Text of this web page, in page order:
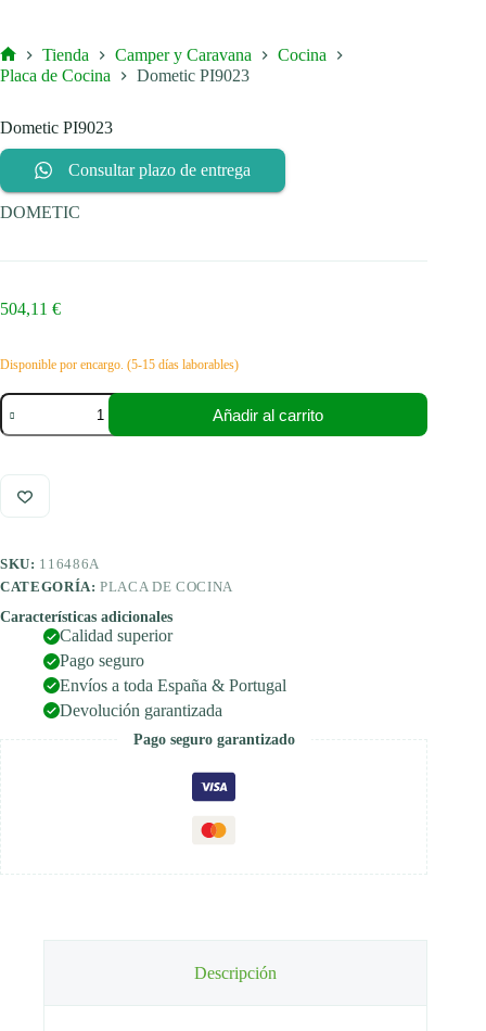
Inicio
Tienda Camper y Caravana
Cocina
Placa de Cocina
Dometic PI9023
Dometic PI9023
Consultar plazo de entrega
DOMETIC
504,11 €
Disponible por encargo. (5-15 días laborables)
Dometic
PI9023
cantidad
Añadir al carrito
SKU: 116486A
CATEGORÍA:PLACA DE COCINA
Características adicionales
Calidad superior
Pago seguro
Envíos a toda España & Portugal
Devolución garantizada
Pago seguro garantizado
Descripción